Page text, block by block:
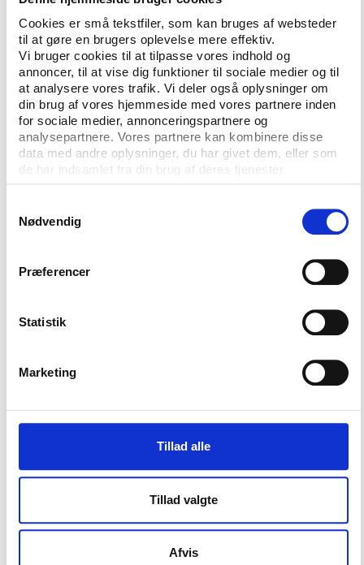
Cookies er små tekstfiler, som kan bruges af websteder
til at gøre en brugers oplevelse mere effektiv.
Vi bruger cookies til at tilpasse vores indhold og
annoncer, til at vise dig funktioner til sociale medier og til
at analysere vores trafik. Vi deler også oplysninger om
din brug af vores hjemmeside med vores partnere inden
for sociale medier, annonceringspartnere og
analysepartnere. Vores partnere kan kombinere disse
data med andre oplysninger, du har givet dem, eller som
de har indsamlet fra din brug af deres tjenester.
Nødvendig
Præferencer
Statistik
Marketing
Tillad alle
Tillad valgte
Afvis
foreninger. Vi kender det jo allerede fra selvejende
børnehaver og friskoler osv. Og helt ærligt –
erfaringerne herfra er mange flere og meget bedre
end erfaringerne med udlicitering af pasnings- og
plejeopgaver til kommercielle firmaer,”
argumenterede Søren Møller. I forbindelse med
igangværende revision af folkeoplysningsloven
ønsker DGI derfor at give kommunerne hjemmel til
at give egentlig driftsstøtte til foreningerne, ligesom
ind i en foreningsstruktur. Regeringens repræsentant,
undervisningsminister Bertel Haarder, hilste i sin tale
er en rigtig god idé, hvis man vil tage det skridt
videre at udlicitere opgaver,” sagde Bertel Haarder,
udvalg, som netop nu ser på behovet for en revision
Hårdere var tonen på spilleområdet, efter at DGI og
de øvrige idrætsorganisationer for alvor er begyndt
at kunne mærke det faldende overskud i Danske Spil,
som er udsat for stigende konkurrence fra
udenlandske bookmakere.
Ifølge Søren Møller er det frivillige foreningsliv ramt
af, at staten ikke håndhæver Danske Spils monopol,